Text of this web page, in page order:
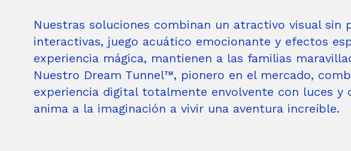
Nuestras soluciones combinan un atractivo visual sin
interactivas, juego acuático emocionante y efectos
experiencia mágica, mantienen a las familias
Nuestro Dream Tunnel™, pionero en el mercado,
experiencia digital totalmente envolvente con luces y
anima a la imaginación a vivir una aventura increíble.